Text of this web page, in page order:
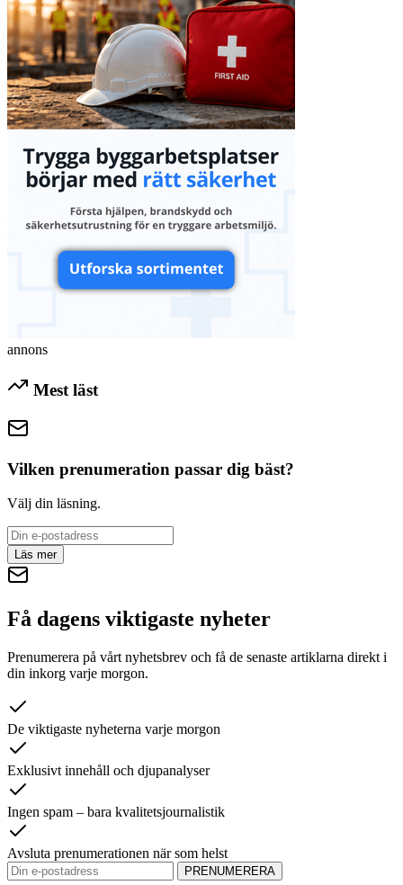
annons
Mest läst
Vilken prenumeration passar dig bäst?
Välj din läsning.
Läs mer
Få dagens viktigaste nyheter
Prenumerera på vårt nyhetsbrev och få de senaste artiklarna direkt i
din inkorg varje morgon.
De viktigaste nyheterna varje morgon
Exklusivt innehåll och djupanalyser
Ingen spam – bara kvalitetsjournalistik
Avsluta prenumerationen när som helst
PRENUMERERA